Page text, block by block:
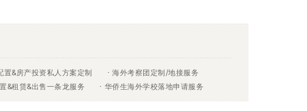
置&房产投资私人方案定制 海外考察团定制/地接服务
&租赁&出售一条龙服务 华侨生海外学校落地申请服务